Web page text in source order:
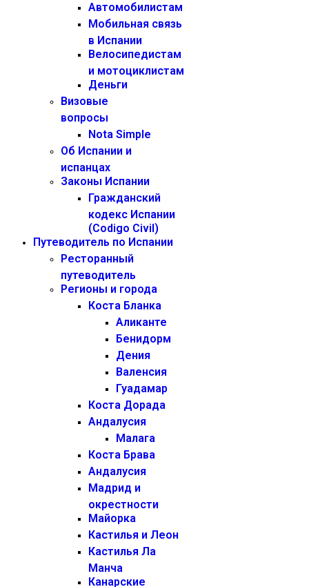
Автомобилистам
Мобильная связь
в Испании
Велосипедистам
и мотоциклистам
Деньги
Визовые
вопросы
Nota Simple
Об Испании и
испанцах
Законы Испании
Гражданский
кодекс Испании
(Codigo Civil)
Путеводитель по Испании
Ресторанный
путеводитель
Регионы и города
Коста Бланка
Аликанте
Бенидорм
Дения
Валенсия
Гуадамар
Коста Дорада
Андалусия
Малага
Коста Брава
Андалусия
Мадрид и
окрестности
Майорка
Кастилья и Леон
Кастилья Ла
Манча
Канарские